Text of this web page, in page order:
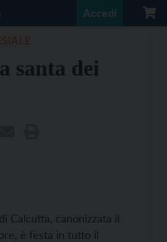
Accedi
santa dei
Calcutta, canonizzata il
è festa in tutto il